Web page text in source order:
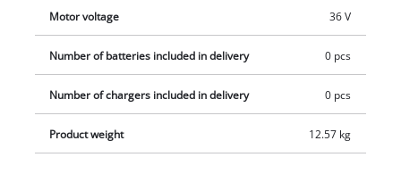
saveresultater. En skærelinjelaser og en LED-lampe sikrer
hurtige, præcise og derudover sikre snit. Endvidere har akku-
kap-/geringssaven med udtræk en spånopsamlingspose eller
en adapter til udsugning, så både arbejdspladsen og luften
holdes ren.
Motor voltage 36 V
Number of batteries included in delivery 0 pcs
Number of chargers included in delivery 0 pcs
Product weight 12.57 kg